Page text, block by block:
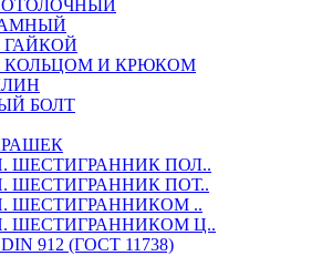
ГАЙКОЙ
КОЛЬЦОМ И КРЮКОМ
БОЛТ
ШЕСТИГРАННИК ПОЛ..
ШЕСТИГРАННИК ПОТ..
ШЕСТИГРАННИКОМ ..
ШЕСТИГРАННИКОМ Ц..
912 (ГОСТ 11738)